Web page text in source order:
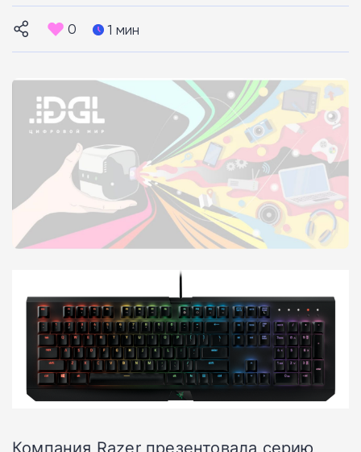
0 1 мин
Компания Razer презентовала серию